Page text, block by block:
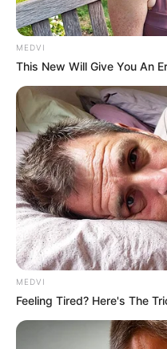
Unleashing Her
Movie Roles!
BRAINBERRIES
MEDVI
This New Will Give You An
MEDVI
Feeling Tired? Here's The